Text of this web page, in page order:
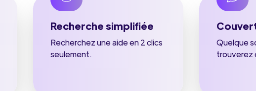
Recherche simplifiée
Recherchez une aide en 2 clics
seulement.
Quelque
trouverez